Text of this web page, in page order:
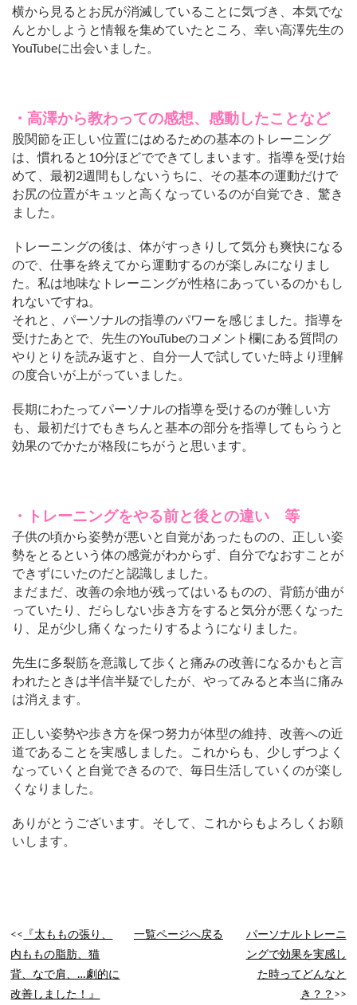
横から見るとお尻が消滅していることに気づき、本気でな
んとかしようと情報を集めていたところ、幸い高澤先生の
YouTubeに出会いました。
・高澤から教わっての感想、感動したことなど
股関節を正しい位置にはめるための基本のトレーニング
は、慣れると10分ほどでできてしまいます。指導を受け始
めて、最初2週間もしないうちに、その基本の運動だけで
お尻の位置がキュッと高くなっているのが自覚でき、驚き
ました。
トレーニングの後は、体がすっきりして気分も爽快になる
ので、仕事を終えてから運動するのが楽しみになりまし
た。私は地味なトレーニングが性格にあっているのかもし
れないですね。
それと、パーソナルの指導のパワーを感じました。指導を
受けたあとで、先生のYouTubeのコメント欄にある質問の
やりとりを読み返すと、自分一人で試していた時より理解
の度合いが上がっていました。
長期にわたってパーソナルの指導を受けるのが難しい方
も、最初だけでもきちんと基本の部分を指導してもらうと
効果のでかたが格段にちがうと思います。
・トレーニングをやる前と後との違い 等
子供の頃から姿勢が悪いと自覚があったものの、正しい姿
勢をとるという体の感覚がわからず、自分でなおすことが
できずにいたのだと認識しました。
まだまだ、改善の余地が残ってはいるものの、背筋が曲が
っていたり、だらしない歩き方をすると気分が悪くなった
り、足が少し痛くなったりするようになりました。
先生に多裂筋を意識して歩くと痛みの改善になるかもと言
われたときは半信半疑でしたが、やってみると本当に痛み
は消えます。
正しい姿勢や歩き方を保つ努力が体型の維持、改善への近
道であることを実感しました。これからも、少しずつよく
なっていくと自覚できるので、毎日生活していくのが楽し
くなりました。
ありがとうございます。そして、これからもよろしくお願
いします。
<<
『太ももの張り、
内ももの脂肪、猫
背、なで肩、…劇的に
改善しました！』
一覧ページへ戻る
パーソナルトレーニ
ングで効果を実感し
た時ってどんなと
き？？ >>